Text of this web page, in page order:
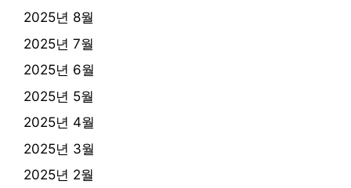
2025년 8월
2025년 7월
2025년 6월
2025년 5월
2025년 4월
2025년 3월
2025년 2월